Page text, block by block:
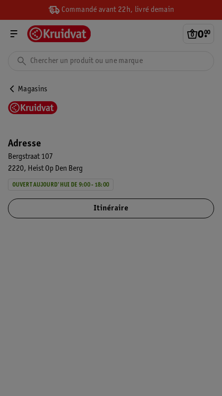
Commandé avant 22h, livré demain
0.
00
Magasins
Adresse
Bergstraat 107
2220
Heist Op Den Berg
OUVERT AUJOURD'HUI DE 9:00 - 18:00
Itinéraire